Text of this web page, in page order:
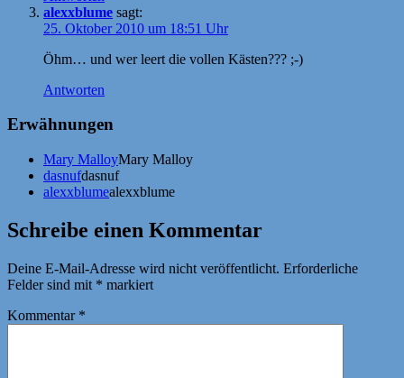
alexxblume sagt:
25. Oktober 2010 um 18:51 Uhr
Öhm… und wer leert die vollen Kästen??? ;-)
Antworten
Erwähnungen
Mary MalloyMary Malloy
dasnufdasnuf
alexxblumealexxblume
Schreibe einen Kommentar
Deine E-Mail-Adresse wird nicht veröffentlicht. Erforderliche
Felder sind mit * markiert
Kommentar *